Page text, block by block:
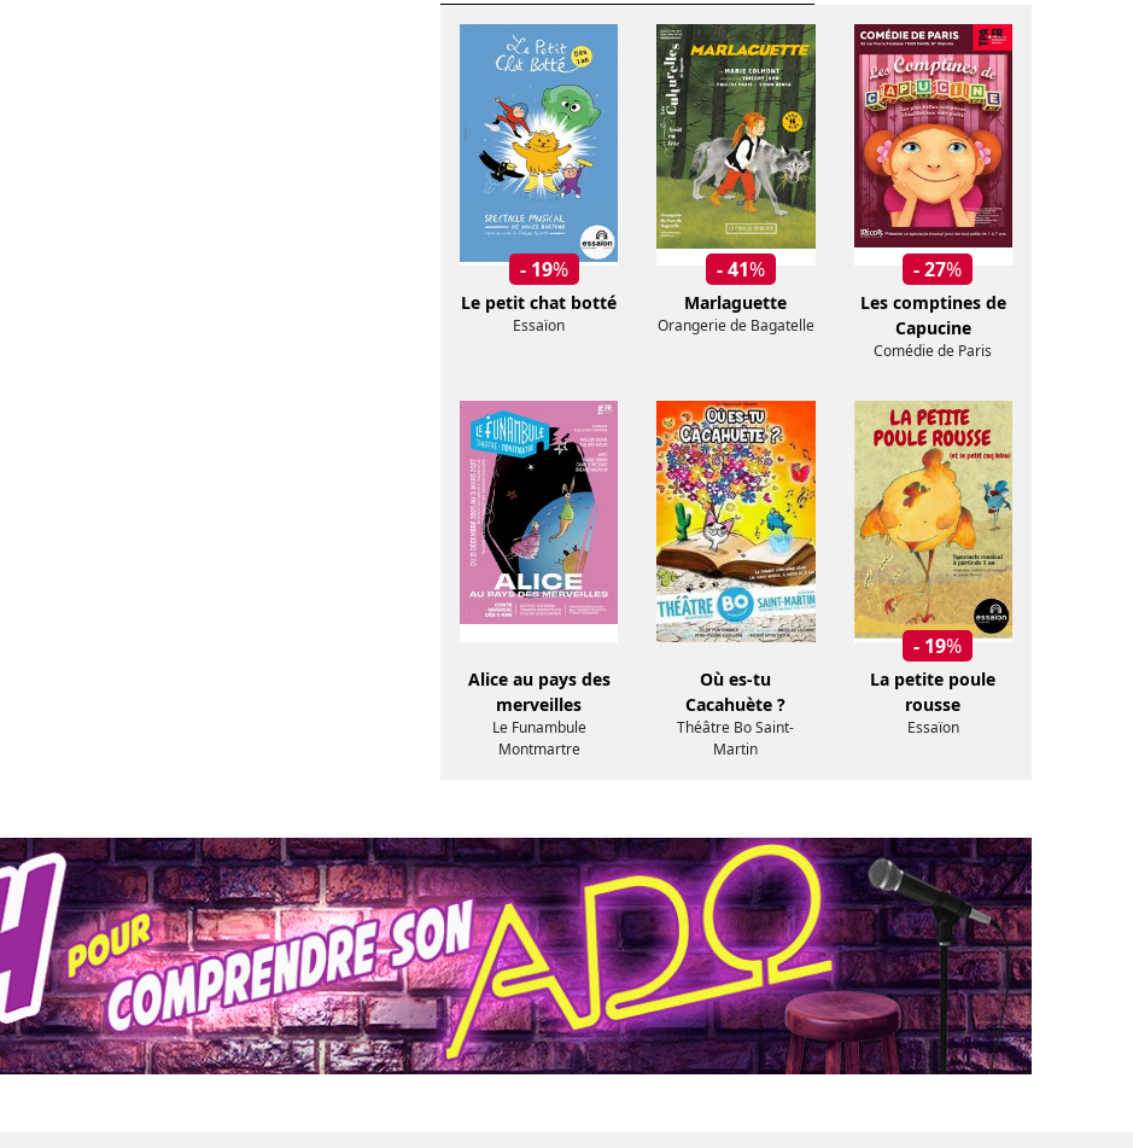
- 19%
Le petit chat botté
Essaïon
- 41%
Marlaguette
Orangerie de Bagatelle
- 27%
Les comptines de
Capucine
Comédie de Paris
Alice au pays des
merveilles
Le Funambule
Montmartre
Où es-tu
Cacahuète ?
Théâtre Bo Saint-
Martin
- 19%
La petite poule
rousse
Essaïon